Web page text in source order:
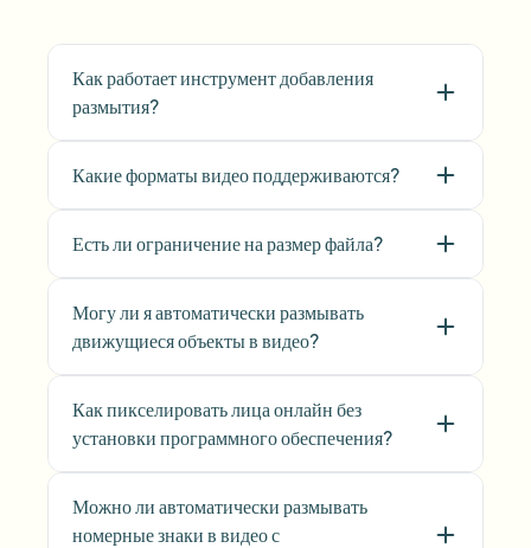
Как работает инструмент добавления
размытия?
Какие форматы видео поддерживаются?
Есть ли ограничение на размер файла?
Могу ли я автоматически размывать
движущиеся объекты в видео?
Как пикселировать лица онлайн без
установки программного обеспечения?
Можно ли автоматически размывать
номерные знаки в видео с